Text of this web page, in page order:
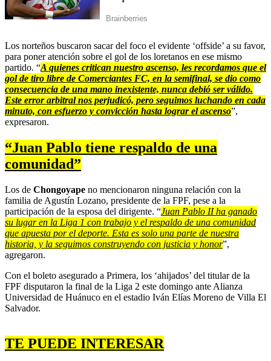
Los norteños buscaron sacar del foco el evidente ‘offside’ a su favor,
para poner atención sobre el gol de los loretanos en ese mismo
partido. “A quienes critican nuestro ascenso, les recordamos que el
gol de tiro libre de Comerciantes FC, en la semifinal, se dio como
consecuencia de una mano inexistente, nunca debió ser válido.
Este error arbitral nos perjudicó, pero seguimos luchando en cada
minuto, con esfuerzo y convicción hasta lograr el ascenso”,
expresaron.
“Juan Pablo tiene respaldo de una
comunidad”
Los de Chongoyape no mencionaron ninguna relación con la
familia de Agustín Lozano, presidente de la FPF, pese a la
participación de la esposa del dirigente. “Juan Pablo II ha ganado
su lugar en la Liga 1 con trabajo y el respaldo de una comunidad
que apuesta por el deporte. Esta es solo una parte de nuestra
historia, y la seguimos construyendo con justicia y honor”,
agregaron.
Con el boleto asegurado a Primera, los ‘ahijados’ del titular de la
FPF disputaron la final de la Liga 2 este domingo ante Alianza
Universidad de Huánuco en el estadio Iván Elías Moreno de Villa El
Salvador.
TE PUEDE INTERESAR